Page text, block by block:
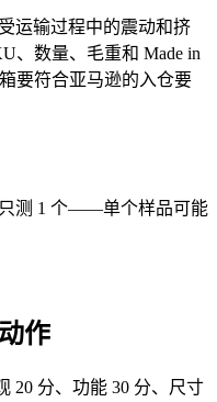
运输过程中的震动和挤
、数量、毛重和 Made in
要符合亚马逊的入仓要
测 1 个——单个样品可能
作
20 分、功能 30 分、尺寸